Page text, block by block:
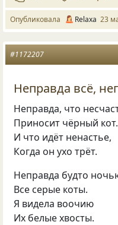
Опубликовала Relaxa 23
#1172207
Неправда всё,
Неправда, что
Приносит чёрный кот.
И что идёт ненастье,
Когда он ухо трёт.
Неправда будто
Все серые коты.
Я видела воочию
Их белые хвосты.